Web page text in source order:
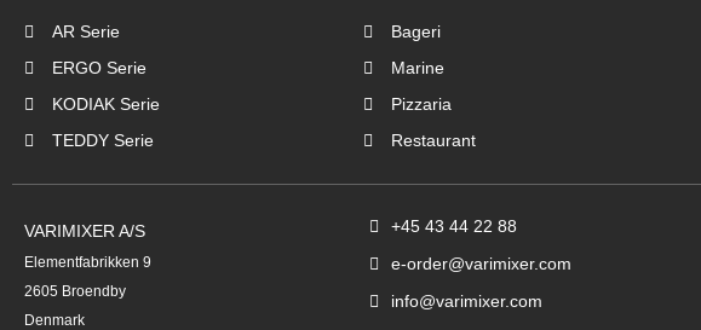
AR Serie
ERGO Serie
KODIAK Serie
TEDDY Serie
Bageri
Marine
Pizzaria
Restaurant
VARIMIXER A/S
Elementfabrikken 9
2605 Broendby
Denmark
+45 43 44 22 88
e-order@varimixer.com
info@varimixer.com